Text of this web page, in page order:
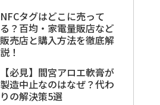
NFCタグはどこに売って
る？百均・家電量販店など
販売店と購入方法を徹底解
説！
【必見】間宮アロエ軟膏が
製造中止なのはなぜ？代わ
りの解決策5選